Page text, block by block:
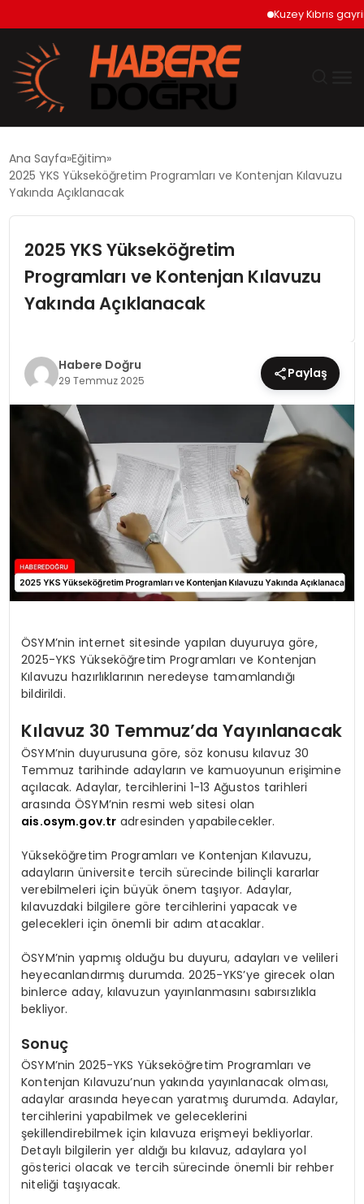
Kuzey Kıbrıs
EKONOMİ
DÜNYA
SPOR
EĞİTİM
Ana Sayfa Eğitim
2025 YKS Yükseköğretim Programları ve Kontenjan Kılavuzu
Yakında Açıklanacak
2025 YKS Yükseköğretim
Programları ve Kontenjan Kılavuzu
Yakında Açıklanacak
Habere Doğru
29 Temmuz 2025 Paylaş
ÖSYM’nin internet sitesinde yapılan duyuruya göre,
2025-YKS Yükseköğretim Programları ve Kontenjan
Kılavuzu hazırlıklarının neredeyse tamamlandığı
bildirildi.
Kılavuz 30 Temmuz’da Yayınlanacak
ÖSYM’nin duyurusuna göre, söz konusu kılavuz 30
Temmuz tarihinde adayların ve kamuoyunun erişimine
açılacak. Adaylar, tercihlerini 1-13 Ağustos tarihleri
arasında ÖSYM’nin resmi web sitesi olan
ais.osym.gov.tr adresinden yapabilecekler.
Yükseköğretim Programları ve Kontenjan Kılavuzu,
adayların üniversite tercih sürecinde bilinçli kararlar
verebilmeleri için büyük önem taşıyor. Adaylar,
kılavuzdaki bilgilere göre tercihlerini yapacak ve
gelecekleri için önemli bir adım atacaklar.
ÖSYM’nin yapmış olduğu bu duyuru, adayları ve velileri
heyecanlandırmış durumda. 2025-YKS’ye girecek olan
binlerce aday, kılavuzun yayınlanmasını sabırsızlıkla
bekliyor.
Sonuç
ÖSYM’nin 2025-YKS Yükseköğretim Programları ve
Kontenjan Kılavuzu’nun yakında yayınlanacak olması,
adaylar arasında heyecan yaratmış durumda. Adaylar,
tercihlerini yapabilmek ve geleceklerini
şekillendirebilmek için kılavuza erişmeyi bekliyorlar.
Detaylı bilgilerin yer aldığı bu kılavuz, adaylara yol
gösterici olacak ve tercih sürecinde önemli bir rehber
niteliği taşıyacak.